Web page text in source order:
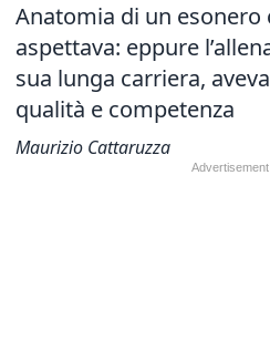
Anatomia di un esonero
aspettava: eppure
sua lunga carriera,
qualità e competenza
Maurizio Cattaruzza